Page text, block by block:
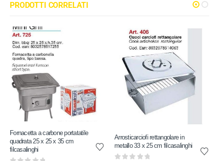
PRODOTTI CORRELATI
Fornacetta a carbone portatatile
quadrata 25 x 25 x 35 cm
filcasalinghi
Arrosticarciofi rettangolare in
metallo 33 x 25 cm filcasalinghi